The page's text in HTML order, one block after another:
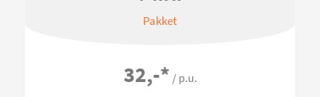
Pakket
32,-* / p.u.